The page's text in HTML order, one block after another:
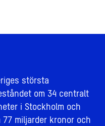
största
om 34 centralt
i Stockholm och
miljarder kronor och